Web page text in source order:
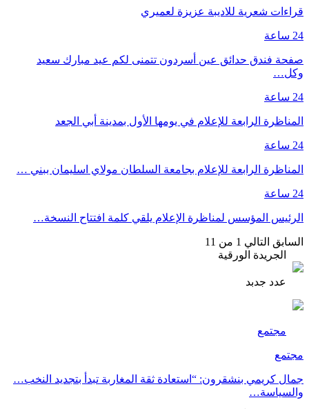
قراءات شعرية للاديبة عزيزة لعميري
24 ساعة
صفحة فندق حدائق عين أسردون تتمنى لكم عيد مبارك سعيد
وكل…
24 ساعة
المناظرة الرابعة للإعلام في يومها الأول بمدينة أبي الجعد
24 ساعة
المناظرة الرابعة للإعلام بجامعة السلطان مولاي اسليمان ببني …
24 ساعة
الرئيس المؤسس لمناظرة الإعلام يلقي كلمة افتتاح النسخة…
السابق التالي 1 من 11
الجريدة الورقية
عدد جدبد
مجتمع
مجتمع
جمال كريمي بنشقرون: “استعادة ثقة المغاربة تبدأ بتجديد النخب…
والسياسة…